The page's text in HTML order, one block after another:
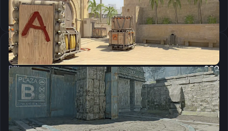
Скопировать
Настройки мыши
DPI:
800
Чувствительность мыши в игре:
1
Чувствительность мыши в зуме:
1
Чувствительность мыши в Windows:
6/11